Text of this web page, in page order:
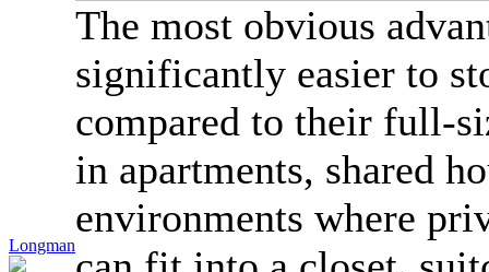
Longman
The most obvious
significantly easier to
compared to their full-
in apartments, shared
environments where